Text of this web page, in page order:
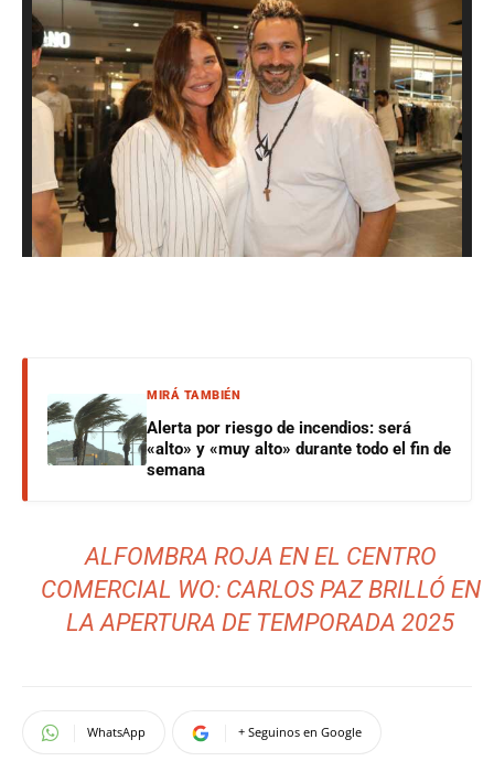
MIRÁ TAMBIÉN
Alerta por riesgo de incendios: será
«alto» y «muy alto» durante todo el fin de
semana
ALFOMBRA ROJA EN EL CENTRO
COMERCIAL WO: CARLOS PAZ BRILLÓ EN
LA APERTURA DE TEMPORADA 2025
WhatsApp + Seguinos en Google